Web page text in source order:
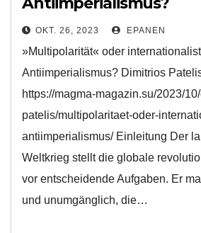
OKT. 26, 2023 EPANEN
»Multipolarität« oder
Antiimperialismus? Dimitrios
https://magma-magazin.su/2023/
patelis/multipolaritaet-oder-
antiimperialismus/ Einleitung Der
Weltkrieg stellt die globale
vor entscheidende Aufgaben. Er
und unumgänglich, die…